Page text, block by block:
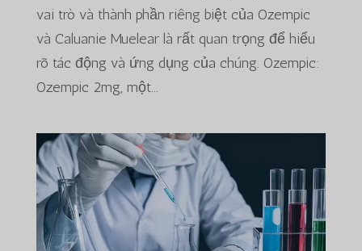
vai trò và thành phần riêng biệt của Ozempic
và Caluanie Muelear là rất quan trọng để hiểu
rõ tác động và ứng dụng của chúng. Ozempic:
Ozempic 2mg, một...